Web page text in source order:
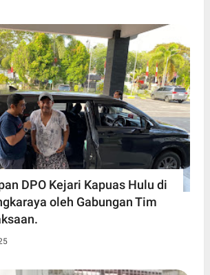
DPO Kejari Kapuas Hulu di
oleh Gabungan Tim